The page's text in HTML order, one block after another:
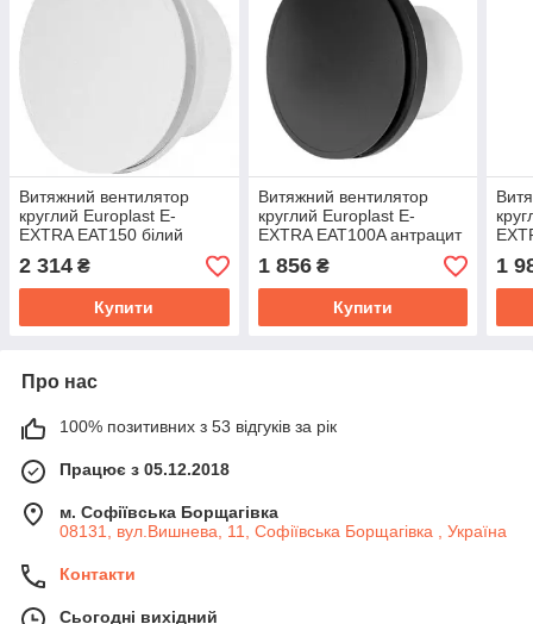
Витяжний вентилятор
круглий Europlast E-
EXTRA EAT150 білий
2 314 ₴
Купити
Витяжний вентилятор
круглий Europlast E-
EXTRA EAT100A антрацит
1 856₴
Купити
1
Про нас
100% позитивних з 53 відгуків за рік
Працює з 05.12.2018
м. Софіївська Борщагівка
08131, вул.Вишнева, 11, Софіївська Борщагівка , Україна
Контакти
Сьогодні вихідний